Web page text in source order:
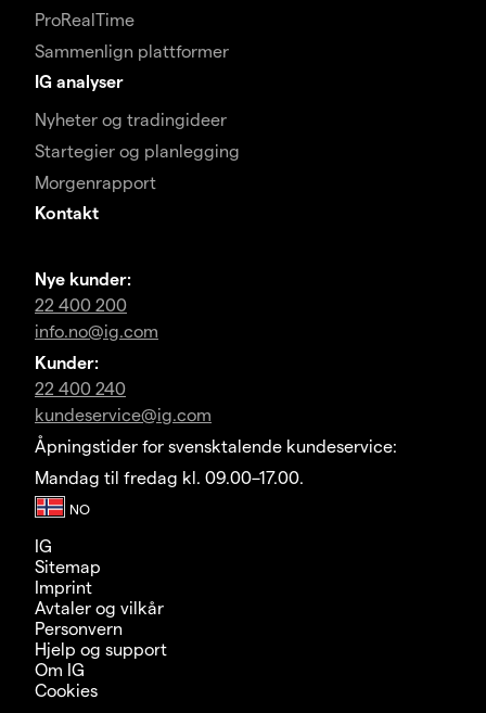
ProRealTime
Sammenlign plattformer
IG analyser
Nyheter og tradingideer
Startegier og planlegging
Morgenrapport
Kontakt
Nye kunder:
22 400 200
info.no@ig.com
Kunder:
22 400 240
kundeservice@ig.com
Åpningstider for svensktalende kundeservice:
Mandag til fredag kl. 09.00–17.00.
IG
Sitemap
Imprint
Avtaler og vilkår
Personvern
Hjelp og support
Om IG
Cookies